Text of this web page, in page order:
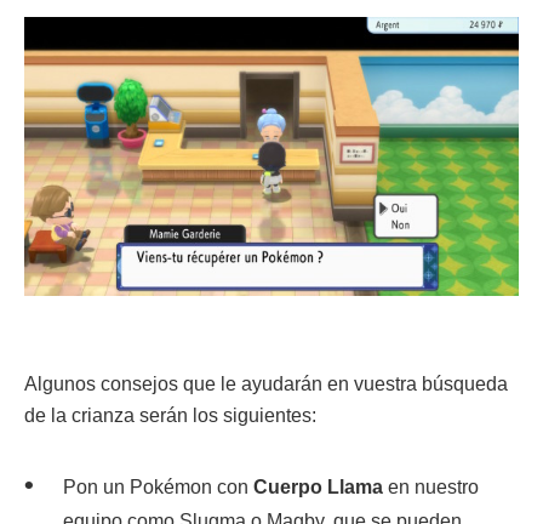
Algunos consejos que le ayudarán en vuestra búsqueda
de la crianza serán los siguientes:
Pon un Pokémon con Cuerpo Llama en nuestro